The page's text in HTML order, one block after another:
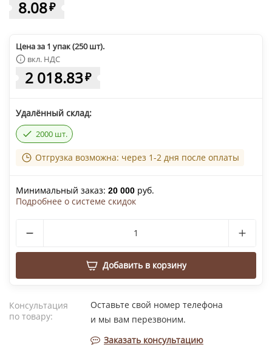
8.08₽
Цена за 1 упак (250 шт).
вкл. НДС
2 018.83₽
Удалённый склад:
2000 шт.
Отгрузка возможна: через 1-2 дня после оплаты
Минимальный заказ: 20 000 руб.
Подробнее о системе скидок
Добавить в корзину
Консультация
по товару:
Оставьте свой номер телефона
и мы вам перезвоним.
Заказать консультацию